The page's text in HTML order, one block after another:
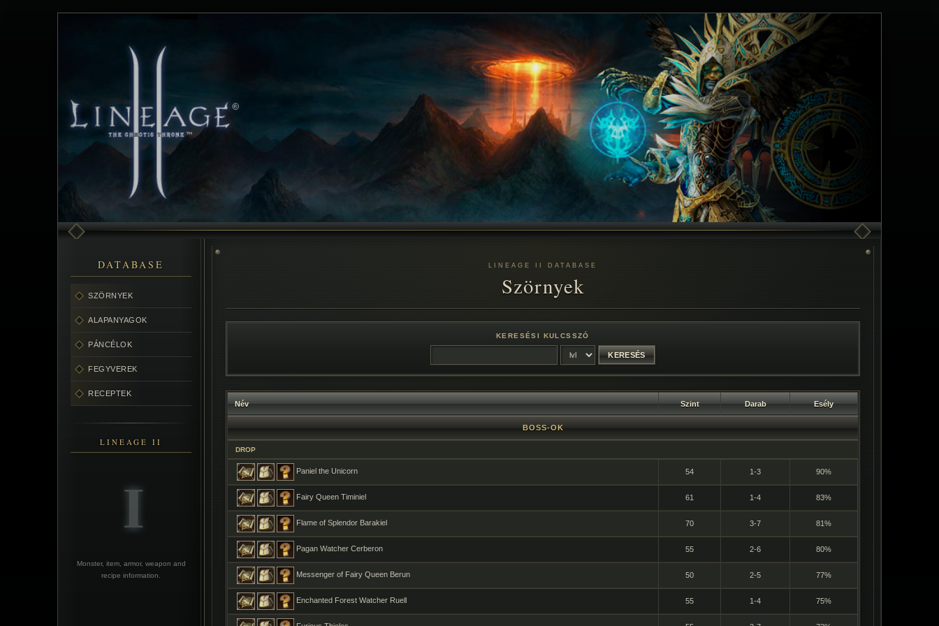
DATABASE
SZÖRNYEK
ALAPANYAGOK
PÁNCÉLOK
FEGYVEREK
RECEPTEK
LINEAGE II
Monster, item, armor, weapon and
recipe information.
LINEAGE II DATABASE
Szörnyek
KERESÉSI KULCSSZÓ
Név Szint Darab Esély
BOSS-OK
DROP
Paniel the Unicorn 54 1-3 90%
Fairy Queen Timiniel 61 1-4 83%
Flame of Splendor Barakiel 70 3-7 81%
Pagan Watcher Cerberon 55 2-6 80%
Messenger of Fairy Queen Berun 50 2-5 77%
Enchanted Forest Watcher Ruell 55 1-4 75%